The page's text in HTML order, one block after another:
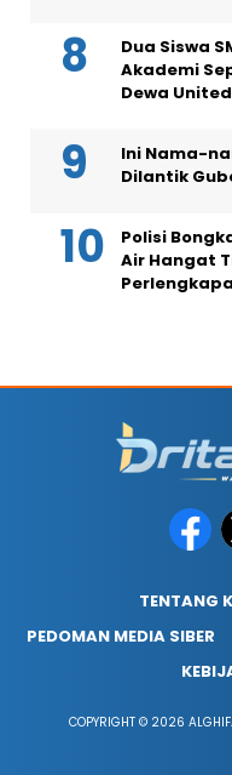
Dua Siswa
Akademi
Dewa United
Ini Nama-
Dilantik
Polisi
Air Hangat
TENTANG
PEDOMAN MEDIA SIBER
COPYRIGHT © 2026